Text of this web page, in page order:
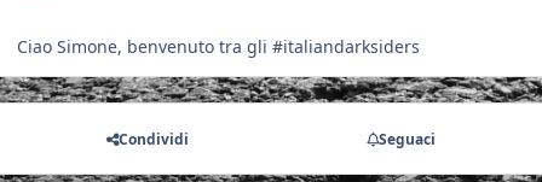
Ciao Simone, benvenuto tra gli #italiandarksiders
Condividi Seguaci